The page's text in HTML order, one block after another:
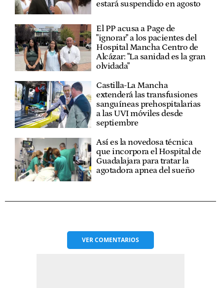
estará suspendido en agosto
El PP acusa a Page de
"ignorar" a los pacientes del
Hospital Mancha Centro de
Alcázar: "La sanidad es la gran
olvidada"
Castilla-La Mancha
extenderá las transfusiones
sanguíneas prehospitalarias
a las UVI móviles desde
septiembre
Así es la novedosa técnica
que incorpora el Hospital de
Guadalajara para tratar la
agotadora apnea del sueño
VERCOMENTARIOS